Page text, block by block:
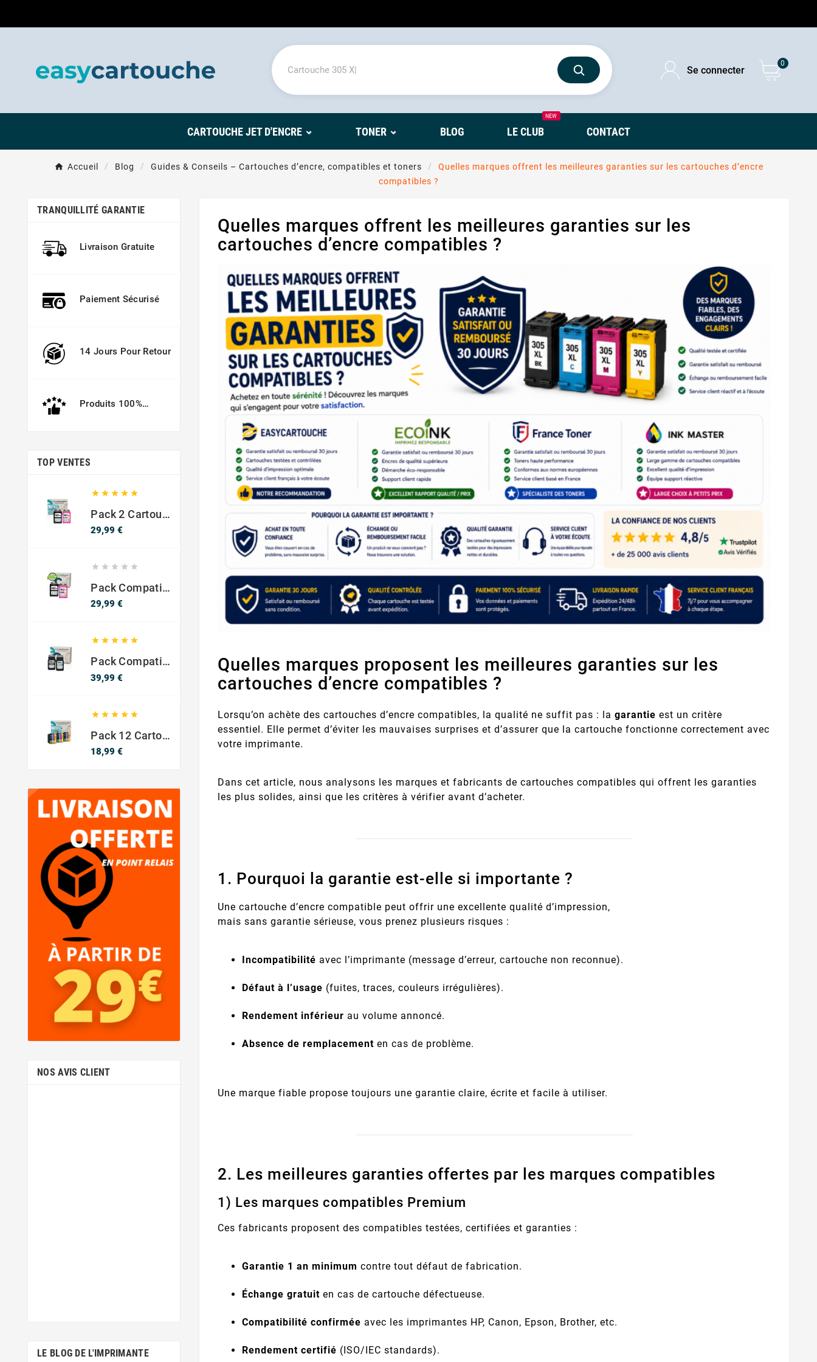
Se connecter
0
CARTOUCHE JET D'ENCRE TONER BLOG LE CLUB
NEW
CONTACT
Accueil Blog Guides & Conseils – Cartouches d’encre, compatibles et toners
Quelles marques offrent les meilleures garanties sur les cartouches d’encre
compatibles ?
TRANQUILLITÉ GARANTIE
Livraison Gratuite
Paiement Sécurisé
14 Jours Pour Retour
Produits 100%
TOP VENTES
    
Pack 2 Cartouches Compatible Avec HP 301 XL Noir Et Couleur
29,99 €
    
Pack Compatible Avec HP 302 XL Noir Et Couleur - SANS NIVEAU ENCRE
29,99 €
    
Pack Compatible Canon PG-540 XL / CL-541 XL – Noir & Couleur – Haute Capacité
39,99 €
    
Pack 12 Cartouches Compatible EPSON 603XL
18,99 €
NOS AVIS CLIENT
LE BLOG DE L'IMPRIMANTE
Quelles marques offrent les meilleures garanties sur les
cartouches d’encre compatibles ?
Quelles marques proposent les meilleures garanties sur les
cartouches d’encre compatibles ?
Lorsqu’on achète des cartouches d’encre compatibles, la qualité ne suffit pas : lagarantie est un critère
essentiel. Elle permet d’éviter les mauvaises surprises et d’assurer que la cartouche fonctionne correctement avec
votre imprimante.
Dans cet article, nous analysons les marques et fabricants de cartouches compatibles qui offrent les garanties
les plus solides, ainsi que les critères à vérifier avant d’acheter.
1. Pourquoi la garantie est-elle si importante ?
Une cartouche d’encre compatible peut offrir une excellente qualité d’impression,
mais sans garantie sérieuse, vous prenez plusieurs risques :
Incompatibilité avec l’imprimante (message d’erreur, cartouche non reconnue).
Défaut à l’usage (fuites, traces, couleurs irrégulières).
Rendement inférieur au volume annoncé.
Absence de remplacement en cas de problème.
Une marque fiable propose toujours une garantie claire, écrite et facile à utiliser.
2. Les meilleures garanties offertes par les marques compatibles
1) Les marques compatibles Premium
Ces fabricants proposent des compatibles testées, certifiées et garanties :
Garantie 1 an minimum contre tout défaut de fabrication.
Échange gratuit en cas de cartouche défectueuse.
Compatibilité confirmée avec les imprimantes HP, Canon, Epson, Brother, etc.
Rendement certifié (ISO/IEC standards).